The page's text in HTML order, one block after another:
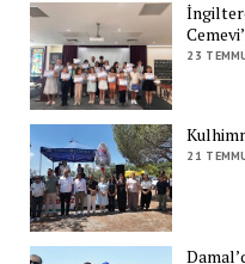
23
21